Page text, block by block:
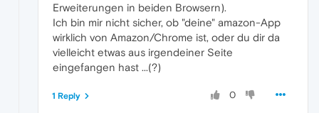
Erweiterungen in beiden Browsern).
Ich bin mir nicht sicher, ob "deine" amazon-App
wirklich von Amazon/Chrome ist, oder du dir da
vielleicht etwas aus irgendeiner Seite
eingefangen hast ...(?)
0
1 Reply